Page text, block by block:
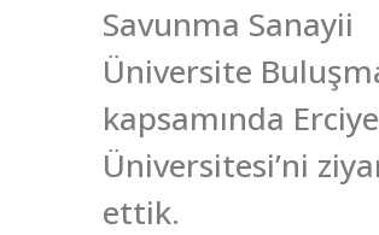
Savunma Sanayii
Üniversite
kapsamında
Üniversitesi’ni
ettik.